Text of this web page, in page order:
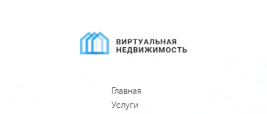
Главная
Услуги